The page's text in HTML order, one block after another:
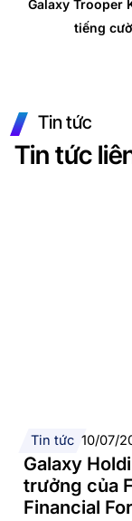
Galaxy Trooper
tiếng
Tin tức
Tin tức
Tin tức 10/07/
Galaxy
trưởng của
Financial